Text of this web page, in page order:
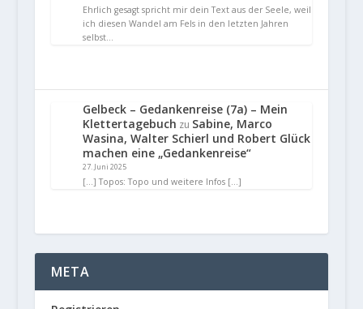
Ehrlich gesagt spricht mir dein Text aus der Seele, weil
ich diesen Wandel am Fels in den letzten Jahren
selbst…
Gelbeck – Gedankenreise (7a) – Mein
Klettertagebuch zu Sabine, Marco
Wasina, Walter Schierl und Robert Glück
machen eine „Gedankenreise“
27. Juni 2025
[…] Topos: Topo und weitere Infos […]
META